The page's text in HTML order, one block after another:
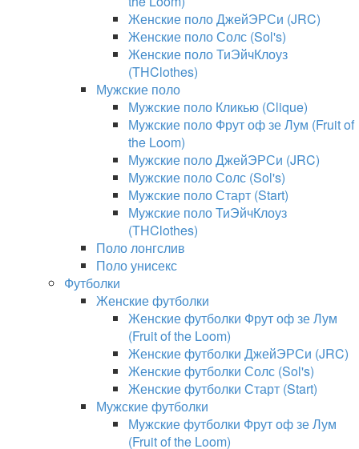
Женские поло ДжейЭРСи (JRC)
Женские поло Солс (Sol's)
Женские поло ТиЭйчКлоуз
(THClothes)
Мужские поло
Мужские поло Кликью (Clique)
Мужские поло Фрут оф зе Лум (Fruit of
the Loom)
Мужские поло ДжейЭРСи (JRC)
Мужские поло Солс (Sol's)
Мужские поло Старт (Start)
Мужские поло ТиЭйчКлоуз
(THClothes)
Поло лонгслив
Поло унисекс
Футболки
Женские футболки
Женские футболки Фрут оф зе Лум
(Fruit of the Loom)
Женские футболки ДжейЭРСи (JRC)
Женские футболки Солс (Sol's)
Женские футболки Старт (Start)
Мужские футболки
Мужские футболки Фрут оф зе Лум
(Fruit of the Loom)